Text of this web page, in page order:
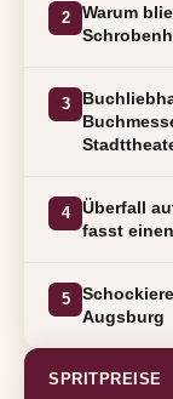
2
Warum
3
4
Überfall
fasst
5
Augsburg
SPRITPREISE